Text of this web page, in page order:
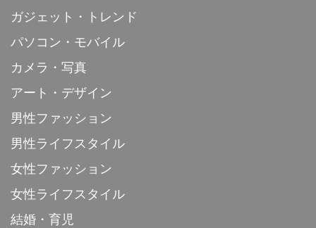
ガジェット・トレンド
パソコン・モバイル
カメラ・写真
アート・デザイン
男性ファッション
男性ライフスタイル
女性ファッション
女性ライフスタイル
結婚・育児